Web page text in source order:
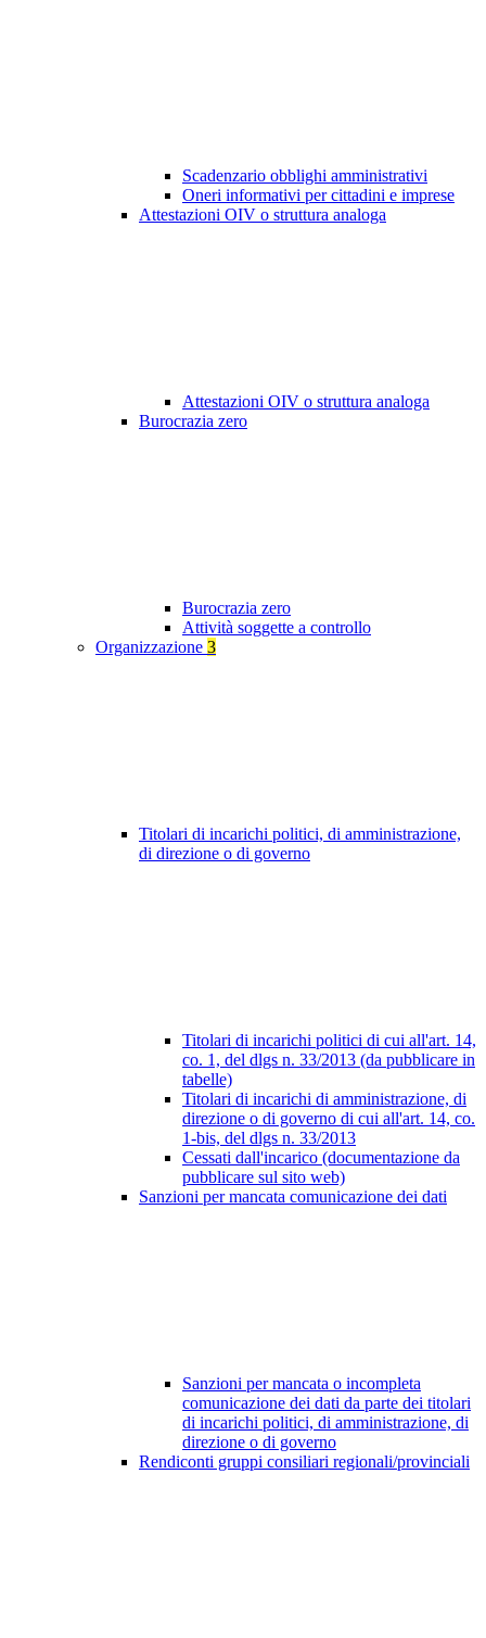
Scadenzario obblighi amministrativi
Oneri informativi per cittadini e imprese
Attestazioni OIV o struttura analoga
Attestazioni OIV o struttura analoga
Burocrazia zero
Burocrazia zero
Attività soggette a controllo
Organizzazione 3
Titolari di incarichi politici, di amministrazione,
di direzione o di governo
Titolari di incarichi politici di cui all'art. 14,
co. 1, del dlgs n. 33/2013 (da pubblicare in
tabelle)
Titolari di incarichi di amministrazione, di
direzione o di governo di cui all'art. 14, co.
1-bis, del dlgs n. 33/2013
Cessati dall'incarico (documentazione da
pubblicare sul sito web)
Sanzioni per mancata comunicazione dei dati
Sanzioni per mancata o incompleta
comunicazione dei dati da parte dei titolari
di incarichi politici, di amministrazione, di
direzione o di governo
Rendiconti gruppi consiliari regionali/provinciali